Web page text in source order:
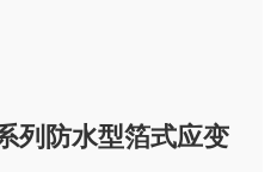
列防水型箔式应变